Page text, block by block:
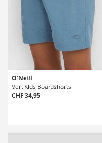
O'Neill
Vert Kids Boardshorts
CHF 34,95